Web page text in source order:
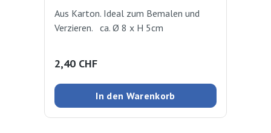
Aus Karton. Ideal zum Bemalen und
Verzieren. ca. Ø 8 x H 5cm
Regulärer Preis:
2,40 CHF
In den Warenkorb